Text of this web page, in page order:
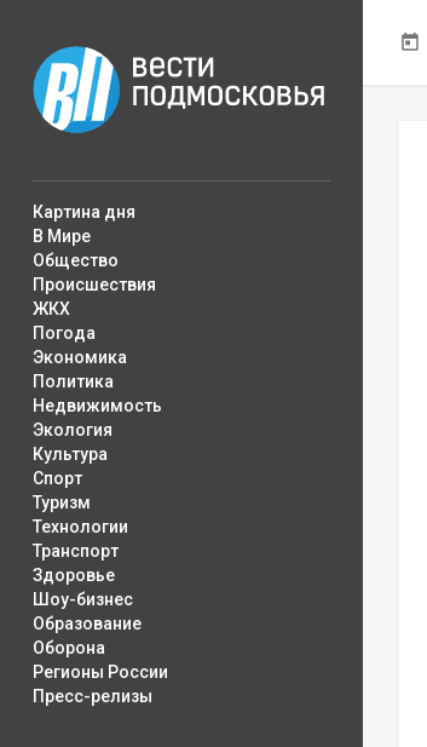
Картина дня
В Мире
Общество
Происшествия
ЖКХ
Погода
Экономика
Политика
Недвижимость
Экология
Культура
Спорт
Туризм
Технологии
Транспорт
Здоровье
Шоу-бизнес
Образование
Оборона
Регионы России
Пресс-релизы